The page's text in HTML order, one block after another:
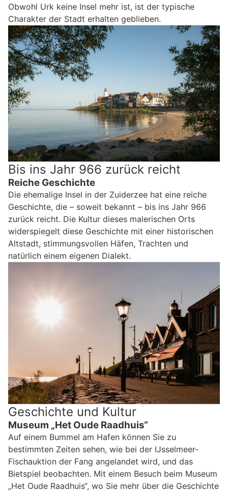
Obwohl Urk keine Insel mehr ist, ist der typische
Charakter der Stadt erhalten geblieben.
Bis ins Jahr 966 zurück reicht
Reiche Geschichte
Die ehemalige Insel in der Zuiderzee hat eine reiche
Geschichte, die – soweit bekannt – bis ins Jahr 966
zurück reicht. Die Kultur dieses malerischen Orts
widerspiegelt diese Geschichte mit einer historischen
Altstadt, stimmungsvollen Häfen, Trachten und
natürlich einem eigenen Dialekt.
Geschichte und Kultur
Museum „Het Oude Raadhuis“
Auf einem Bummel am Hafen können Sie zu
bestimmten Zeiten sehen, wie bei der IJsselmeer-
Fischauktion der Fang angelandet wird, und das
Bietspiel beobachten. Mit einem Besuch beim Museum
„Het Oude Raadhuis“, wo Sie mehr über die Geschichte